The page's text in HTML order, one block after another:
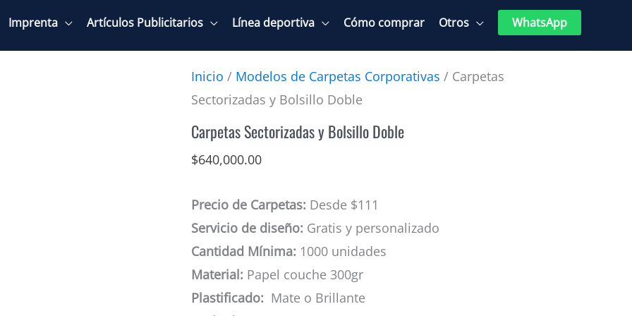
Imprenta Artículos Publicitarios Línea deportiva Cómo comprar Otros WhatsApp
Inicio / Modelos de Carpetas Corporativas / Carpetas
Sectorizadas y Bolsillo Doble
Carpetas Sectorizadas y Bolsillo Doble
$640,000.00
Precio de Carpetas: Desde $111
Servicio de diseño: Gratis y personalizado
Cantidad Mínima: 1000 unidades
Material: Papel couche 300gr
Plastificado: Mate o Brillante